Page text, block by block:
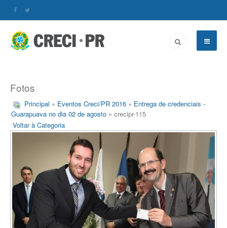
Fotos
Principal » Eventos Creci/PR 2016 » Entrega de credenciais -
Guarapuava no dia 02 de agosto » crecipr-115
Voltar à Categoria